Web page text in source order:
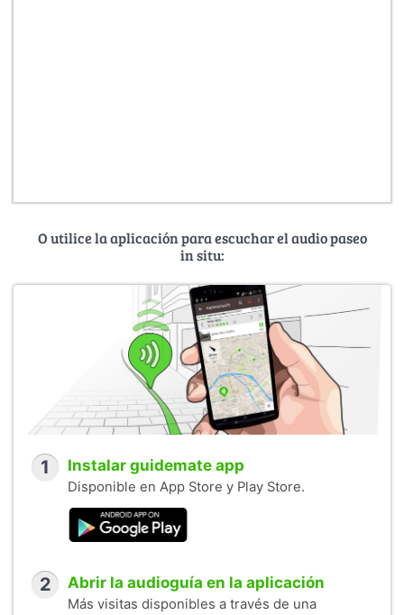
O utilice la aplicación para escuchar el audio paseo
in situ:
1 Instalar guidemate app
Disponible en App Store y Play Store.
2 Abrir la audioguía en la aplicación
Más visitas disponibles a través de una